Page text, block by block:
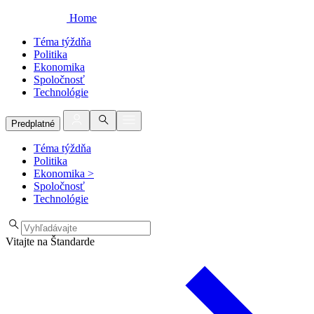
Home
Téma týždňa
Politika
Ekonomika
Spoločnosť
Technológie
Predplatné
Téma týždňa
Politika
Ekonomika >
Spoločnosť
Technológie
Vitajte na Štandarde